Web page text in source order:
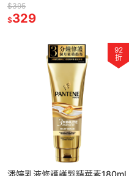
$395
$329
92
折
潘婷乳液修護護髮精華素180ml